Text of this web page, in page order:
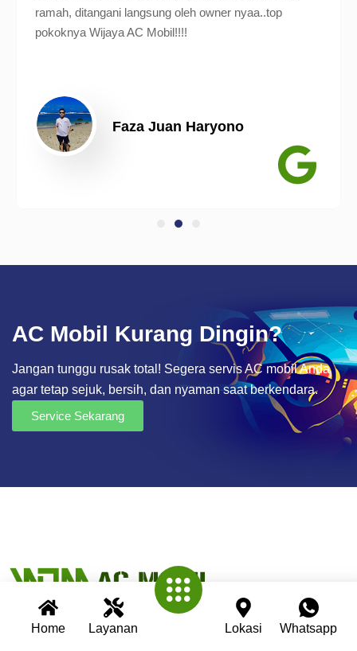
Home Layanan Lokasi Whatsapp
ramah, ditangani langsung oleh owner nyaa..top
pokoknya Wijaya AC Mobil!!!!
Faza Juan Haryono
AC Mobil Kurang Dingin?
Jangan tunggu rusak total! Segera servis AC mobil Anda
agar tetap sejuk, bersih, dan nyaman saat berkendara.
Service Sekarang